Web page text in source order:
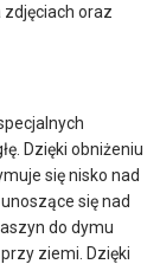
oraz
Dzięki obniżeniu
się nisko nad
się nad
do dymu
ziemi. Dzięki